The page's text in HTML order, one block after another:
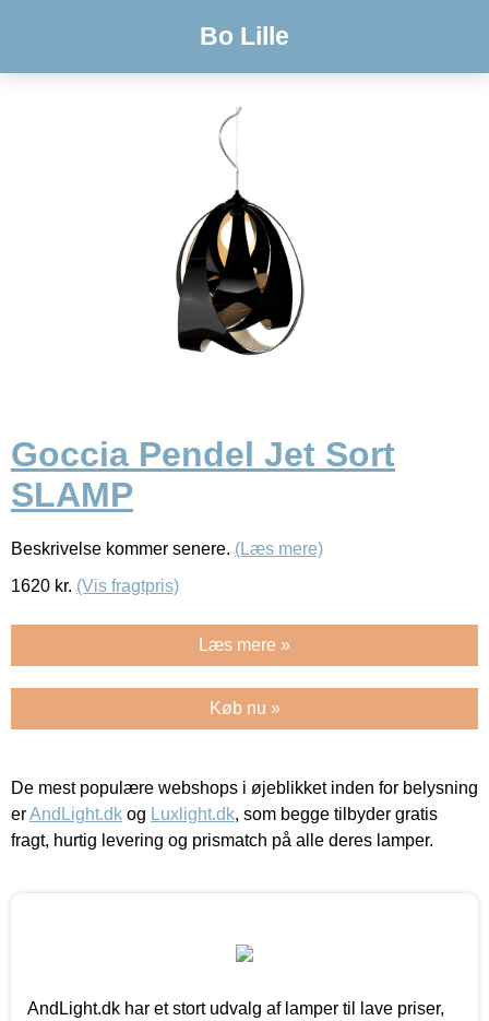
Bo Lille
Goccia Pendel Jet Sort
SLAMP
Beskrivelse kommer senere. (Læs mere)
1620 kr. (Vis fragtpris)
Læs mere »
Køb nu »
De mest populære webshops i øjeblikket inden for belysning
erAndLight.dk og Luxlight.dk, som begge tilbyder gratis
fragt, hurtig levering og prismatch på alle deres lamper.
AndLight.dk har et stort udvalg af lamper til lave priser,